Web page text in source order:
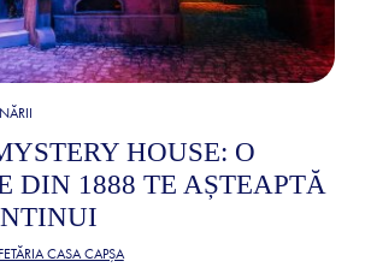
HOUSE: O
DIN 1888 TE AȘTEAPTĂ
CASA CAPȘA